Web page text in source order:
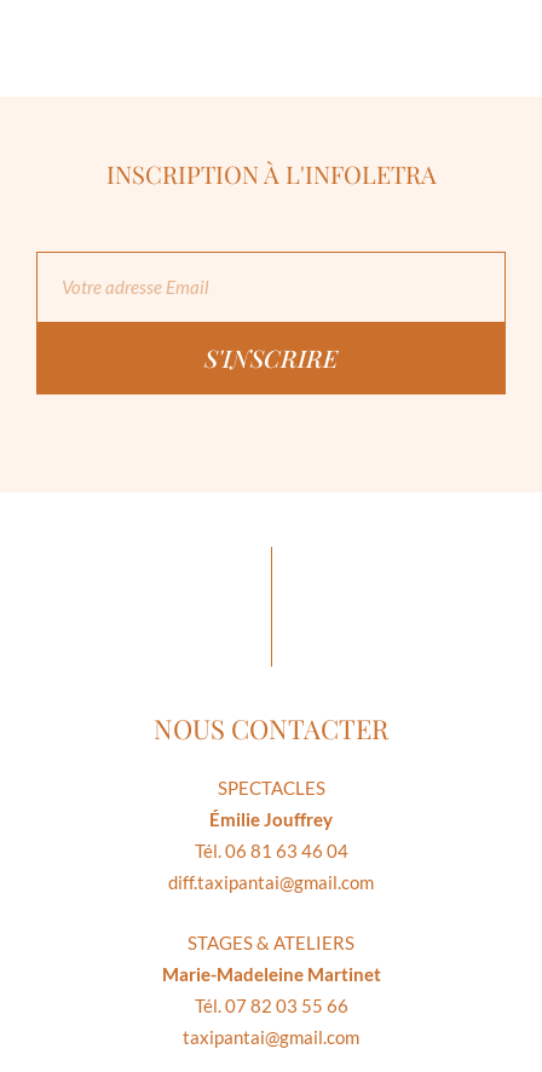
INSCRIPTION À L'INFOLETRA
S'INSCRIRE
NOUS CONTACTER
SPECTACLES
Émilie Jouffrey
Tél. 06 81 63 46 04
diff.taxipantai@gmail.com
STAGES & ATELIERS
Marie-Madeleine Martinet
Tél. 07 82 03 55 66
taxipantai@gmail.com